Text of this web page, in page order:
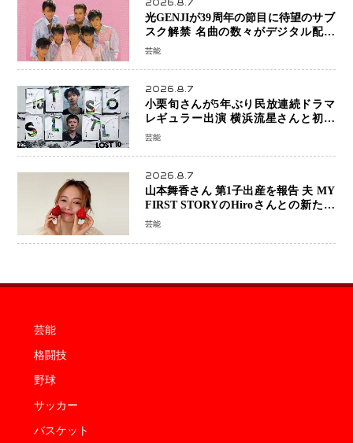
2026.8.7
光GENJIが39周年の節目に待望のサブ
スク解禁 名曲の数々がデジタル配信
へ 40周年へ向け1年間で全作品を順次
芸能
2026.8.7
小栗旬さんが5年ぶり民放連続ドラマ
レギュラー出演 横浜流星さんと初共
演『LOST10』で異色バディ結成
芸能
2026.8.7
山本舞香さん 第1子出産を報告 夫 MY
FIRST STORYのHiroさんとの新たな
家族生活「母子ともに健康」
芸能
芸能
格闘技
野球
サッカー
バスケット